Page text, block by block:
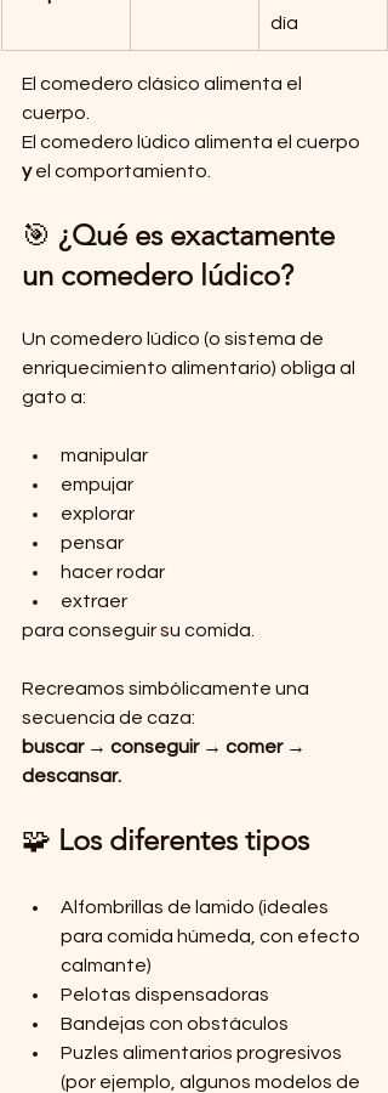
día
El comedero clásico alimenta el
cuerpo.
El comedero lúdico alimenta el cuerpo
y el comportamiento.
🎯 ¿Qué es exactamente
un comedero lúdico?
Un comedero lúdico (o sistema de
enriquecimiento alimentario) obliga al
gato a:
manipular
empujar
explorar
pensar
hacer rodar
extraer
para conseguir su comida.
Recreamos simbólicamente una
secuencia de caza:
buscar → conseguir → comer →
descansar.
🧩 Los diferentes tipos
Alfombrillas de lamido (ideales
para comida húmeda, con efecto
calmante)
Pelotas dispensadoras
Bandejas con obstáculos
Puzles alimentarios progresivos
(por ejemplo, algunos modelos de